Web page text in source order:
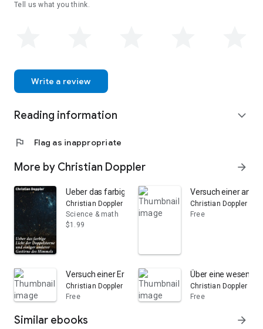
Tell us what you think.
Write a review
Reading information expand_more
flag Flag as inappropriate
More by Christian Doppler arrow_forward
Ueber das farbige Licht der Doppelsterne und einiger
Christian Doppler
Science & math
$1.99
Versuch einer
Christian Doppler
Free
Versuch einer Erweiterung der analytischen
Christian Doppler
Free
Über eine
Christian Doppler
Free
Similar ebooks arrow_forward